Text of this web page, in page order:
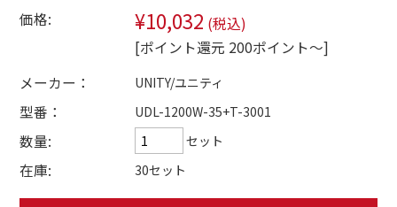
価格: ¥10,032 (税込)
[ポイント還元 200ポイント～]
メーカー：
UNITY/ユニティ
型番： UDL-1200W-35+T-3001
数量: セット
在庫: 30セット